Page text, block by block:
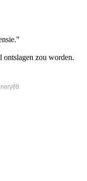
zou worden.